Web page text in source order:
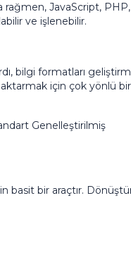
rağmen, JavaScript, PHP,
ve işlenebilir.
bilgi formatları
için çok yönlü bir
Genelleştirilmiş
basit bir araçtır.